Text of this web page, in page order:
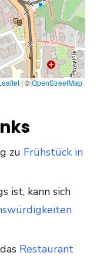
| ©OpenStreetMap
zu Frühstück in
ist, kann sich
Restaurant